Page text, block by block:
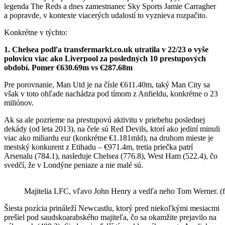
legenda The Reds a dnes zamestnanec Sky Sports Jamie Carragher
a popravde, v kontexte viacerých udalostí to vyznieva rozpačito.
Konkrétne v týchto:
1. Chelsea podľa transfermarkt.co.uk utratila v 22/23 o vyše
polovicu viac ako Liverpool za posledných 10 prestupových
období. Pomer €630.69m vs €287.68m
Pre porovnanie, Man Utd je na čísle €611.40m, taký Man City sa
však v toto ohľade nachádza pod tímom z Anfieldu, konkrétne o 23
miliónov.
Ak sa ale pozrieme na prestupovú aktivitu v priebehu poslednej
dekády (od leta 2013), na čele sú Red Devils, ktorí ako jediní minuli
viac ako miliardu eur (konkrétne €1.181mld), na druhom mieste je
mestský konkurent z Etihadu – €971.4m, tretia priečka patrí
Arsenalu (784.1), nasleduje Chelsea (776.8), West Ham (522.4), čo
svedčí, že v Londýne peniaze a nie malé sú.
Majitelia LFC, vľavo John Henry a vedľa neho Tom Werner.
Šiesta pozícia prináleží Newcastlu, ktorý pred niekoľkými mesiacmi
prešiel pod saudskoarabského majiteľa, čo sa okamžite prejavilo na